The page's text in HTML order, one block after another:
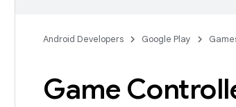
Android Developers Google Play
Game